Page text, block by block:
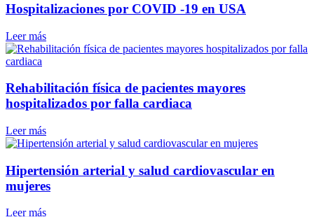
Hospitalizaciones por COVID -19 en USA
Leer más
Rehabilitación física de pacientes mayores
hospitalizados por falla cardiaca
Leer más
Hipertensión arterial y salud cardiovascular en
mujeres
Leer más